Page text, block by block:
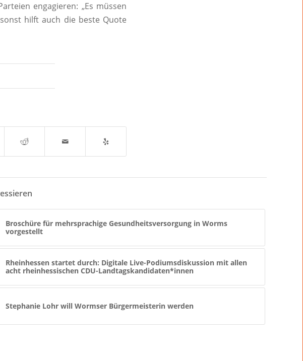
engagieren: „Es müssen
hilft auch die beste Quote
Broschüre für mehrsprachige Gesundheitsversorgung in Worms
vorgestellt
Rheinhessen startet durch: Digitale Live-Podiumsdiskussion mit allen
acht rheinhessischen CDU-Landtagskandidaten*innen
Stephanie Lohr will Wormser Bürgermeisterin werden